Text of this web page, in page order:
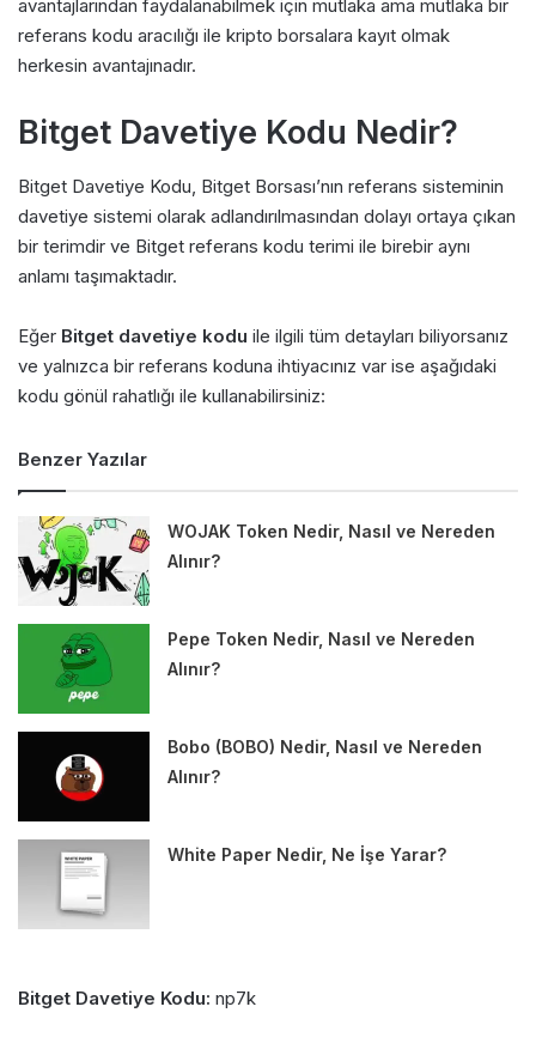
avantajlarından faydalanabilmek için mutlaka ama mutlaka bir
referans kodu aracılığı ile kripto borsalara kayıt olmak
herkesin avantajınadır.
Bitget Davetiye Kodu Nedir?
Bitget Davetiye Kodu, Bitget Borsası’nın referans sisteminin
davetiye sistemi olarak adlandırılmasından dolayı ortaya çıkan
bir terimdir ve Bitget referans kodu terimi ile birebir aynı
anlamı taşımaktadır.
Eğer Bitget davetiye kodu ile ilgili tüm detayları biliyorsanız
ve yalnızca bir referans koduna ihtiyacınız var ise aşağıdaki
kodu gönül rahatlığı ile kullanabilirsiniz:
Benzer Yazılar
WOJAK Token Nedir, Nasıl ve Nereden
Alınır?
Pepe Token Nedir, Nasıl ve Nereden
Alınır?
Bobo (BOBO) Nedir, Nasıl ve Nereden
Alınır?
White Paper Nedir, Ne İşe Yarar?
Bitget Davetiye Kodu: np7k